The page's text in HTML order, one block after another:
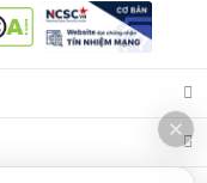
Làm lạnh, quạt gió,
phẩm này còn được
ích đi kèm như: Hẹn